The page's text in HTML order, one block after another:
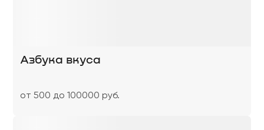
Азбука вкуса
от 500 до 100000 руб.